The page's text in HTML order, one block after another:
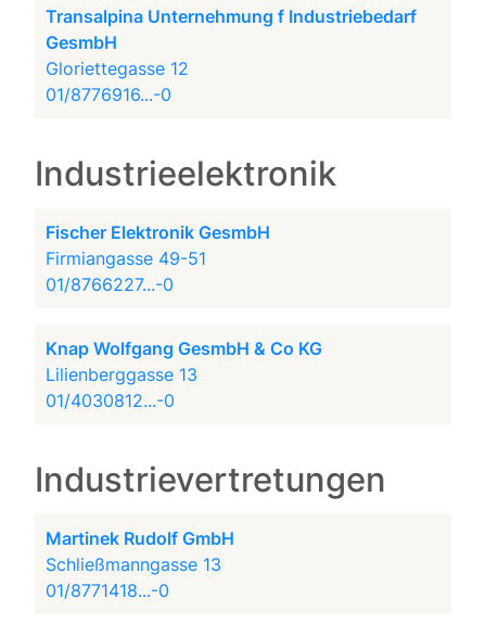
Transalpina Unternehmung f Industriebedarf
GesmbH
Gloriettegasse 12
01/8776916...-0
Industrieelektronik
Fischer Elektronik GesmbH
Firmiangasse 49-51
01/8766227...-0
Knap Wolfgang GesmbH & Co KG
Lilienberggasse 13
01/4030812...-0
Industrievertretungen
Martinek Rudolf GmbH
Schließmanngasse 13
01/8771418...-0